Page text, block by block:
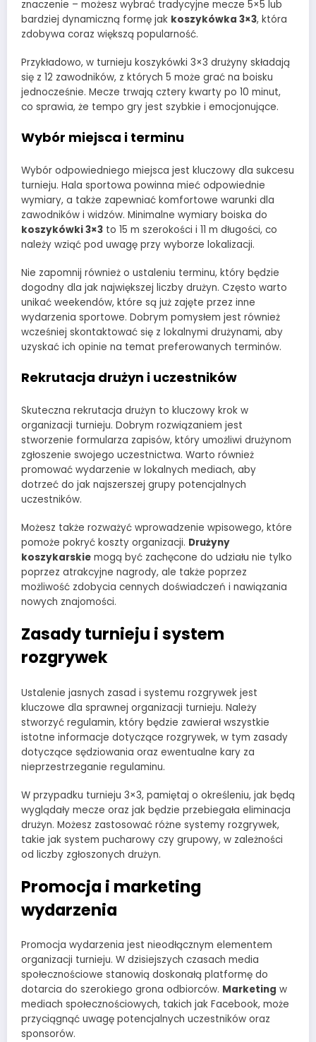
znaczenie – możesz wybrać tradycyjne mecze 5×5 lub
bardziej dynamiczną formę jak koszykówka 3×3, która
zdobywa coraz większą popularność.
Przykładowo, w turnieju koszykówki 3×3 drużyny składają
się z 12 zawodników, z których 5 może grać na boisku
jednocześnie. Mecze trwają cztery kwarty po 10 minut,
co sprawia, że tempo gry jest szybkie i emocjonujące.
Wybór miejsca i terminu
Wybór odpowiedniego miejsca jest kluczowy dla sukcesu
turnieju. Hala sportowa powinna mieć odpowiednie
wymiary, a także zapewniać komfortowe warunki dla
zawodników i widzów. Minimalne wymiary boiska do
koszykówki 3×3 to 15 m szerokości i 11 m długości, co
należy wziąć pod uwagę przy wyborze lokalizacji.
Nie zapomnij również o ustaleniu terminu, który będzie
dogodny dla jak największej liczby drużyn. Często warto
unikać weekendów, które są już zajęte przez inne
wydarzenia sportowe. Dobrym pomysłem jest również
wcześniej skontaktować się z lokalnymi drużynami, aby
uzyskać ich opinie na temat preferowanych terminów.
Rekrutacja drużyn i uczestników
Skuteczna rekrutacja drużyn to kluczowy krok w
organizacji turnieju. Dobrym rozwiązaniem jest
stworzenie formularza zapisów, który umożliwi drużynom
zgłoszenie swojego uczestnictwa. Warto również
promować wydarzenie w lokalnych mediach, aby
dotrzeć do jak najszerszej grupy potencjalnych
uczestników.
Możesz także rozważyć wprowadzenie wpisowego, które
pomoże pokryć koszty organizacji. Drużyny
koszykarskie mogą być zachęcone do udziału nie tylko
poprzez atrakcyjne nagrody, ale także poprzez
możliwość zdobycia cennych doświadczeń i nawiązania
nowych znajomości.
Zasady turnieju i system
rozgrywek
Ustalenie jasnych zasad i systemu rozgrywek jest
kluczowe dla sprawnej organizacji turnieju. Należy
stworzyć regulamin, który będzie zawierał wszystkie
istotne informacje dotyczące rozgrywek, w tym zasady
dotyczące sędziowania oraz ewentualne kary za
nieprzestrzeganie regulaminu.
W przypadku turnieju 3×3, pamiętaj o określeniu, jak będą
wyglądały mecze oraz jak będzie przebiegała eliminacja
drużyn. Możesz zastosować różne systemy rozgrywek,
takie jak system pucharowy czy grupowy, w zależności
od liczby zgłoszonych drużyn.
Promocja i marketing
wydarzenia
Promocja wydarzenia jest nieodłącznym elementem
organizacji turnieju. W dzisiejszych czasach media
społecznościowe stanowią doskonałą platformę do
dotarcia do szerokiego grona odbiorców. Marketing w
mediach społecznościowych, takich jak Facebook, może
przyciągnąć uwagę potencjalnych uczestników oraz
sponsorów.